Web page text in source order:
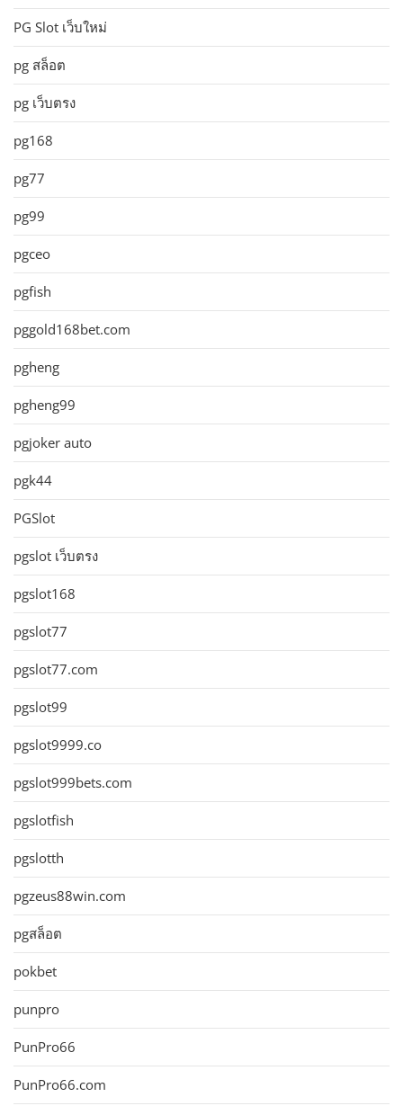
PG Slot เว็บใหม่
pg สล็อต
pg เว็บตรง
pg168
pg77
pg99
pgceo
pgfish
pggold168bet.com
pgheng
pgheng99
pgjoker auto
pgk44
PGSlot
pgslot เว็บตรง
pgslot168
pgslot77
pgslot77.com
pgslot99
pgslot9999.co
pgslot999bets.com
pgslotfish
pgslotth
pgzeus88win.com
pgสล็อต
pokbet
punpro
PunPro66
PunPro66.com